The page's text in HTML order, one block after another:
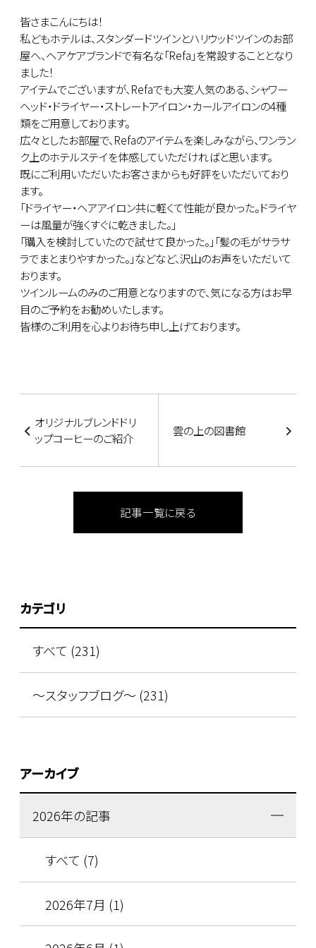
皆さまこんにちは！
私どもホテルは、スタンダードツインとハリウッドツインのお部
屋へ、ヘアケアブランドで有名な「Refa」を常設することとなり
ました！
アイテムでございますが、Refaでも大変人気のある、シャワー
ヘッド・ドライヤー・ストレートアイロン・カールアイロンの4種
類をご用意しております。
広々としたお部屋で、Refaのアイテムを楽しみながら、ワンラン
ク上のホテルステイを体感していただければと思います。
既にご利用いただいたお客さまからも好評をいただいており
ます。
「ドライヤー・ヘアアイロン共に軽くて性能が良かった。ドライヤ
ーは風量が強くすぐに乾きました。」
「購入を検討していたので試せて良かった。」「髪の毛がサラサ
ラでまとまりやすかった。」などなど、沢山のお声をいただいて
おります。
ツインルームのみのご用意となりますので、気になる方はお早
目のご予約をお勧めいたします。
皆様のご利用を心よりお待ち申し上げております。
オリジナルブレンドドリ
ップコーヒーのご紹介
雲の上の図書館
記事一覧に戻る
カテゴリ
すべて (231)
～スタッフブログ～ (231)
アーカイブ
2026年の記事
すべて (7)
2026年7月 (1)